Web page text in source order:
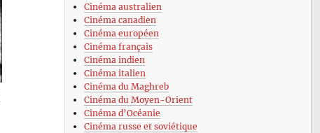
Cinéma australien
Cinéma canadien
Cinéma européen
Cinéma français
Cinéma indien
Cinéma italien
Cinéma du Maghreb
Cinéma du Moyen-Orient
Cinéma d’Océanie
Cinéma russe et soviétique